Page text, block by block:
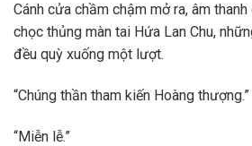
Cánh cửa chầm chậm mở ra, âm
chọc thủng màn tai Hứa Lan Chu,
đều quỳ xuống một lượt.
“Chúng thần tham kiến Hoàng thượng.”
“Miễn lễ.”